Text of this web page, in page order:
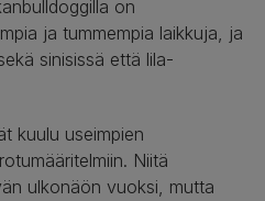
on
ja tummempia laikkuja, ja
sinisissä että lila-
kuulu useimpien
Niitä
ulkonäön vuoksi, mutta